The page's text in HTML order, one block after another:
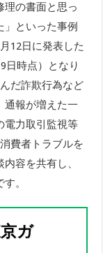
理の書面と思っ
」といった事例
12日に発表した
日時点）となり
だ詐欺行為など
通報が増えた一
電力取引監視等
費者トラブルを
容を共有し、
。
ガ